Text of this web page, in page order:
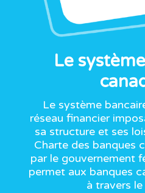
Le
Le système
réseau financier
sa structure et ses
Charte des banques
par le gouvernement
permet aux banques
à travers le